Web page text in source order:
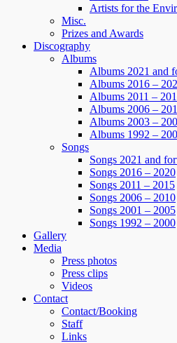
Artists for the
Misc.
Prizes and Awards
Discography
Albums
Albums 2021 and
Albums 2016 –
Albums 2011 –
Albums 2006 –
Albums 2003 –
Albums 1992 –
Songs
Songs 2021 and
Songs 2016 – 2020
Songs 2011 – 2015
Songs 2006 – 2010
Songs 2001 – 2005
Songs 1992 – 2000
Gallery
Media
Press photos
Press clips
Videos
Contact
Contact/Booking
Staff
Links